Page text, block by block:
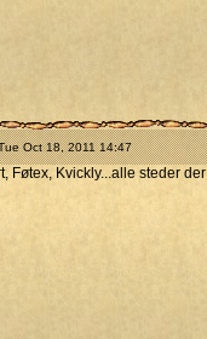
Oct 18, 2011 14:47
Føtex, Kvickly...alle steder